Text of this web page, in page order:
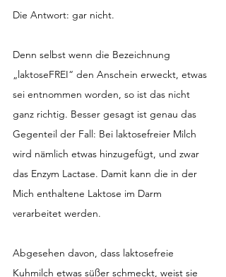
Die Antwort: gar nicht.
Denn selbst wenn die Bezeichnung
„laktoseFREI“ den Anschein erweckt, etwas
sei entnommen worden, so ist das nicht
ganz richtig. Besser gesagt ist genau das
Gegenteil der Fall: Bei laktosefreier Milch
wird nämlich etwas hinzugefügt, und zwar
das Enzym Lactase. Damit kann die in der
Mich enthaltene Laktose im Darm
verarbeitet werden.
Abgesehen davon, dass laktosefreie
Kuhmilch etwas süßer schmeckt, weist sie